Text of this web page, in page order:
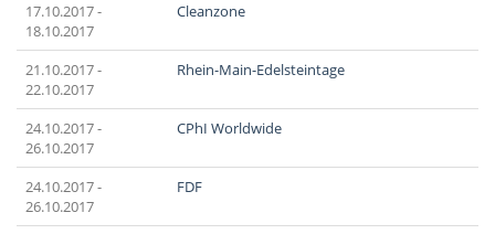
17.10.2017 -
18.10.2017
Cleanzone
21.10.2017 -
22.10.2017
Rhein-Main-Edelsteintage
24.10.2017 -
26.10.2017
CPhI Worldwide
24.10.2017 -
26.10.2017
FDF